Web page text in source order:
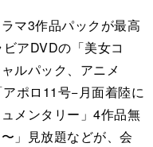
マ3作品パックが最高
アDVDの「美女コ
ルパック、アニメ
ポロ11号−月面着陸に
メンタリー」4作品無
」見放題などが、会